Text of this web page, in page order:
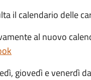
il calendario delle
al nuovo
giovedì e venerdì